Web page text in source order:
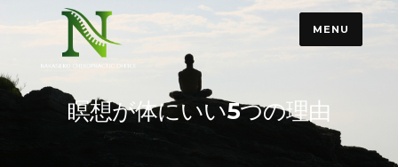
MENU
瞑想が体にいい5つの理由